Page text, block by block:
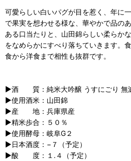
可愛らしい白いパグが目を惹く、年に
で果実を想わせる様な、華やかで品の
ある口当たりと、山田錦らしい柔らか
をなめらかにすべり落ちていきます。
食から洋食まで相性も抜群です。
▶︎酒 質：純米大吟醸 うすにごり 無
▶︎使用酒米：山田錦
▶︎産 地：兵庫県産
▶︎精米歩合：５０％
▶︎使用酵母：岐阜G２
▶︎日本酒度：−７（予定）
▶︎酸 度：１.４（予定）